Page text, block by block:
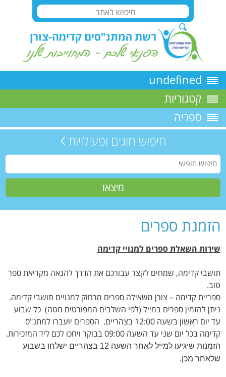
undefined
קטגוריות
ספריה
חיפוש חוגים ופעילויות
הזמנת ספרים
שירות השאלת ספרים למנויי קדימה
תושבי קדימה, שמחים לקצר עבורכם את הדרך להנאה מקריאת ספר
טוב.
ספריית קדימה – צורן משאילה ספרים מרחוק למנויים תושבי קדימה.
ניתן להזמין ספרים במייל (לפי השלבים המפורטים מטה) כל שבוע
עד יום ראשון בשעה 12:00 בצהריים. הספרים יועברו למתנ"ס
קדימה בכל יום שני עד השעה 09:00 בבוקר ויחכו לכם ליד המזכירות.
הזמנות שיגיעו למייל לאחר השעה 12 בצהריים ישלחו בשבוע
שלאחר מכן.